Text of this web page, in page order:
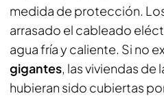
medida de protección.
arrasado el cableado
agua fría y caliente. Si no
gigantes, las viviendas de
hubieran sido cubiertas